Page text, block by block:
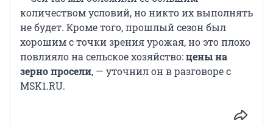
количеством условий, но никто их выполнять
не будет. Кроме того, прошлый сезон был
хорошим с точки зрения урожая, но это плохо
повлияло на сельское хозяйство:цены на
зерно просели, — уточнил он в разговоре с
MSK1.RU.